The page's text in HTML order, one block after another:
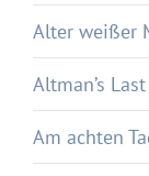
Alter weißer
Altman’s
Am achten